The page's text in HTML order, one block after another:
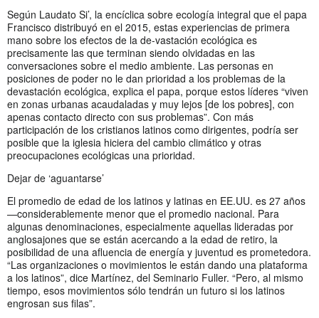
Según Laudato Si’, la encíclica sobre ecología integral que el papa
Francisco distribuyó en el 2015, estas experiencias de primera
mano sobre los efectos de la de-vastación ecológica es
precisamente las que terminan siendo olvidadas en las
conversaciones sobre el medio ambiente. Las personas en
posiciones de poder no le dan prioridad a los problemas de la
devastación ecológica, explica el papa, porque estos líderes “viven
en zonas urbanas acaudaladas y muy lejos [de los pobres], con
apenas contacto directo con sus problemas”. Con más
participación de los cristianos latinos como dirigentes, podría ser
posible que la iglesia hiciera del cambio climático y otras
preocupaciones ecológicas una prioridad.
Dejar de ‘aguantarse’
El promedio de edad de los latinos y latinas en EE.UU. es 27 años
—considerablemente menor que el promedio nacional. Para
algunas denominaciones, especialmente aquellas lideradas por
anglosajones que se están acercando a la edad de retiro, la
posibilidad de una afluencia de energía y juventud es prometedora.
“Las organizaciones o movimientos le están dando una plataforma
a los latinos”, dice Martínez, del Seminario Fuller. “Pero, al mismo
tiempo, esos movimientos sólo tendrán un futuro si los latinos
engrosan sus filas”.